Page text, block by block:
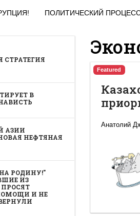
ПОЛИТИЧЕСКИЙ
СТРАТЕГИЯ
В
АЗИИ
НЕФТЯНАЯ
РОДИНУ!"
ИЗ
И НЕ
Featured
Анатолий